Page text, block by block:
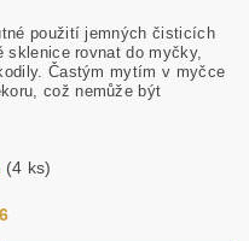
použití jemných čisticích
rovnat do myčky,
Častým mytím v myčce
což nemůže být
(4 ks)